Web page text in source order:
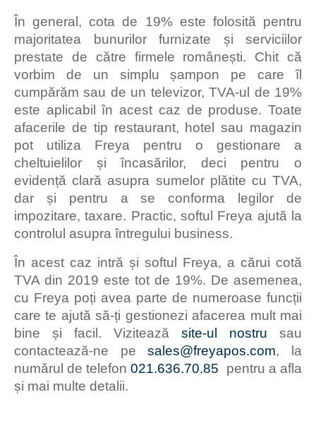
În general, cota de 19% este folosită pentru
majoritatea bunurilor furnizate și serviciilor
prestate de către firmele românești. Chit că
vorbim de un simplu șampon pe care îl
cumpărăm sau de un televizor, TVA-ul de 19%
este aplicabil în acest caz de produse. Toate
afacerile de tip restaurant, hotel sau magazin
pot utiliza Freya pentru o gestionare a
cheltuielilor și încasărilor, deci pentru o
evidență clară asupra sumelor plătite cu TVA,
dar și pentru a se conforma legilor de
impozitare, taxare. Practic, softul Freya ajută la
controlul asupra întregului business.
În acest caz intră și softul Freya, a cărui cotă
TVA din 2019 este tot de 19%. De asemenea,
cu Freya poți avea parte de numeroase funcții
care te ajută să-ți gestionezi afacerea mult mai
bine și facil. Vizitează site-ul nostru sau
contactează-ne pesales@freyapos.com, la
numărul de telefon021.636.70.85 pentru a afla
și mai multe detalii.